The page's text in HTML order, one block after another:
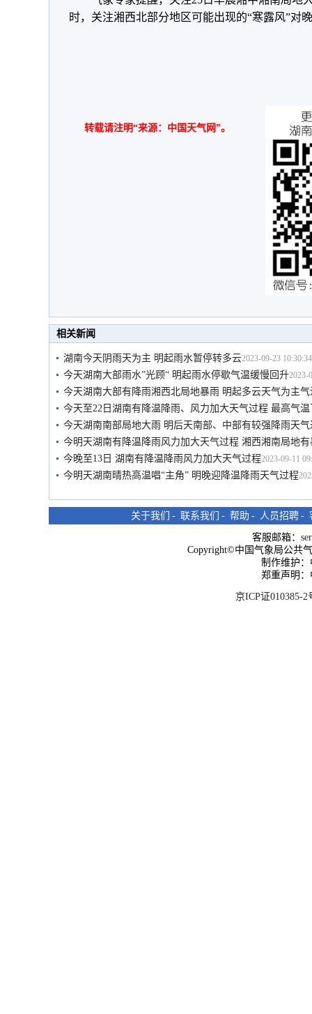
时， 关注湘西北部分地区可能出现的“寒露风”对
转载请注明“来源：中国天气网”。
相关新闻
湖南今天阴雨天为主 明起雨水暂停转多云2023-09-23 10:30:34
今天湖南大部雨水”光顾“ 明起雨水停歇气温缓慢回升2023-
今天湖南大部有降雨湘西北局地暴雨 明起多云天气为主
今天至22日湖南有降温降雨、风力加大天气过程 最高气
今天湖南南部局地大雨 明后天南部、中部有较强降雨天气
今明天湖南有降温降雨风力加大天气过程 湘西湘南局地
今晚至13日 湖南有降温降雨风力加大天气过程2023-09-11
今明天湖南晴热高温唱“主角” 明晚迎降温降雨天气过程
关于我们 - 联系我们 - 帮助 - 人员招聘 -
客服邮箱：
Copyright©中国气象局公共
制作维护
郑重声明
京ICP证010385-2